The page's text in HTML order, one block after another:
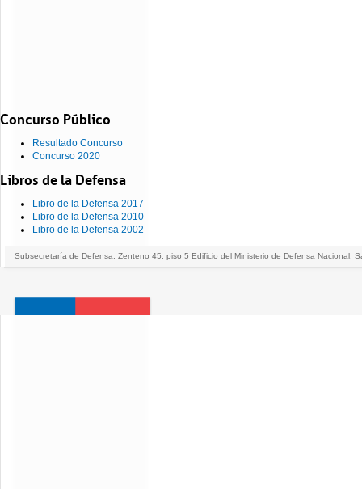
Concurso Público
Resultado Concurso
Concurso 2020
Libros de la Defensa
Libro de la Defensa 2017
Libro de la Defensa 2010
Libro de la Defensa 2002
Subsecretaría de Defensa. Zenteno 45, piso 5 Edificio del Ministerio de Defensa Nacional.